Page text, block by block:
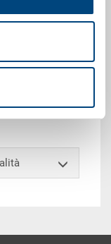
5012, esterno
mm,
l, pareti chiuse,
concentriche